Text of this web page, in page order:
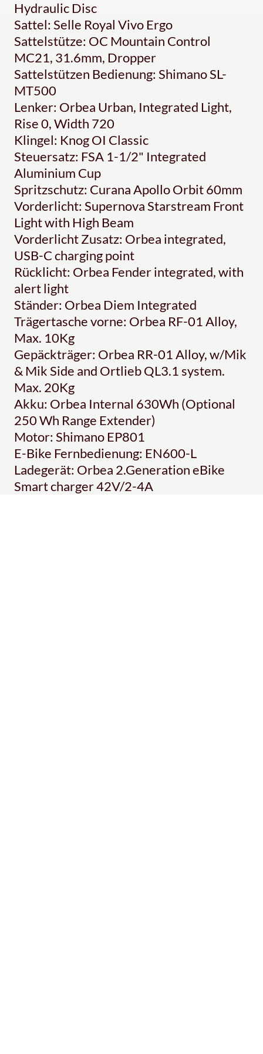
Hydraulic Disc
Sattel: Selle Royal Vivo Ergo
Sattelstütze: OC Mountain Control
MC21, 31.6mm, Dropper
Sattelstützen Bedienung: Shimano SL-
MT500
Lenker: Orbea Urban, Integrated Light,
Rise 0, Width 720
Klingel: Knog OI Classic
Steuersatz: FSA 1-1/2" Integrated
Aluminium Cup
Spritzschutz: Curana Apollo Orbit 60mm
Vorderlicht: Supernova Starstream Front
Light with High Beam
Vorderlicht Zusatz: Orbea integrated,
USB-C charging point
Rücklicht: Orbea Fender integrated, with
alert light
Ständer: Orbea Diem Integrated
Trägertasche vorne: Orbea RF-01 Alloy,
Max. 10Kg
Gepäckträger: Orbea RR-01 Alloy, w/Mik
& Mik Side and Ortlieb QL3.1 system.
Max. 20Kg
Akku: Orbea Internal 630Wh (Optional
250 Wh Range Extender)
Motor: Shimano EP801
E-Bike Fernbedienung: EN600-L
Ladegerät: Orbea 2.Generation eBike
Smart charger 42V/2-4A